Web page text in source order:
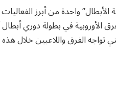
الأبطال” واحدة من أبرز
الأوروبية في بطولة دوري
تواجه الفرق واللاعبين خلال هذه